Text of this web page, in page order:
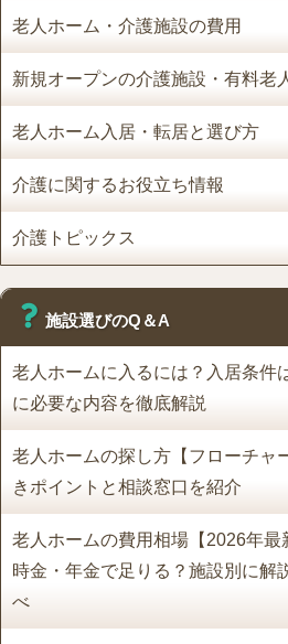
老人ホーム・介護施設の費用
新規オープンの介護施設・有料老
老人ホーム入居・転居と選び方
介護に関するお役立ち情報
介護トピックス
施設選びのQ＆A
老人ホームに入るには？入居条件
に必要な内容を徹底解説
老人ホームの探し方【フローチャ
きポイントと相談窓口を紹介
老人ホームの費用相場【2026年最
時金・年金で足りる？施設別に解
べ